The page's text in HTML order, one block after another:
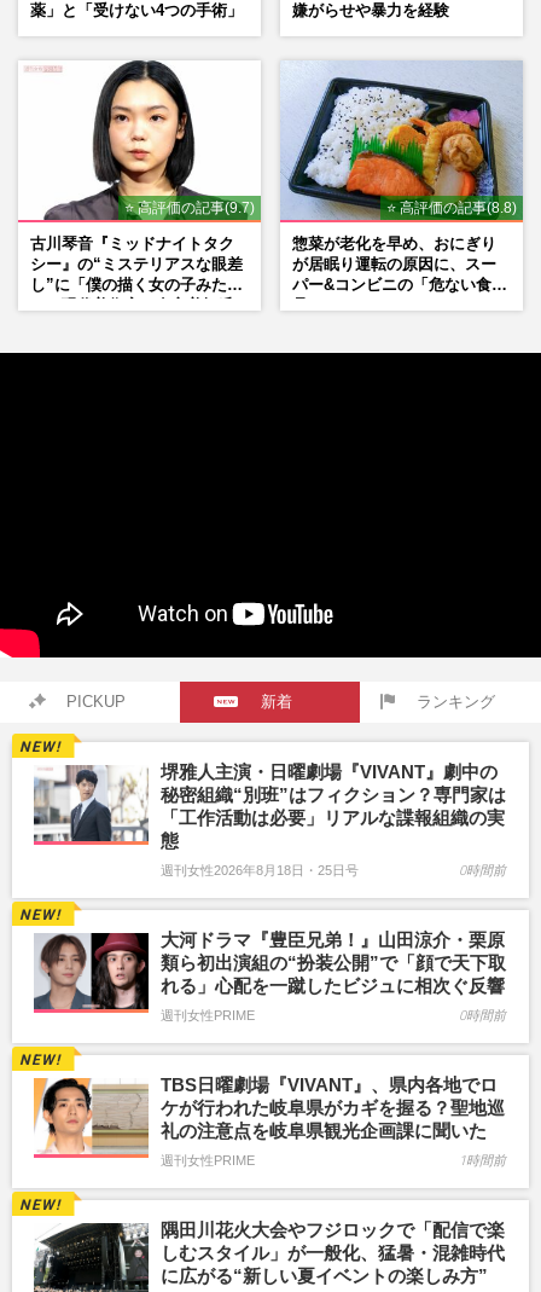
薬」と「受けない4つの手術」
嫌がらせや暴力を経験
⭐ 高評価の記事(9.7)
古川琴音『ミッドナイトタク
シー』の“ミステリアスな眼差
し”に「僕の描く女の子みた
⭐ 高評価の記事(8.8)
惣菜が老化を早め、おにぎり
が居眠り運転の原因に、スー
パー&コンビニの「危ない食
PICKUP 新着 ランキング
堺雅人主演・日曜劇場『VIVANT』劇中の
秘密組織“別班”はフィクション？専門家は
「工作活動は必要」リアルな諜報組織の実
態
週刊女性2026年8月18日・25日号 0時間前
大河ドラマ『豊臣兄弟！』山田涼介・栗原
類ら初出演組の“扮装公開”で「顔で天下取
れる」心配を一蹴したビジュに相次ぐ反響
週刊女性PRIME 0時間前
TBS日曜劇場『VIVANT』、県内各地でロ
ケが行われた岐阜県がカギを握る？聖地巡
礼の注意点を岐阜県観光企画課に聞いた
週刊女性PRIME 1時間前
隅田川花火大会やフジロックで「配信で楽
しむスタイル」が一般化、猛暑・混雑時代
に広がる“新しい夏イベントの楽しみ方”